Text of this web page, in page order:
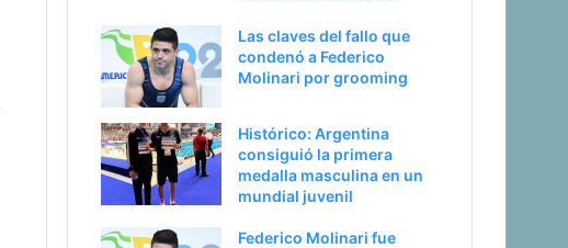
Las claves del fallo que
condenó a Federico
Molinari por grooming
Histórico: Argentina
consiguió la primera
medalla masculina en un
mundial juvenil
Federico Molinari fue